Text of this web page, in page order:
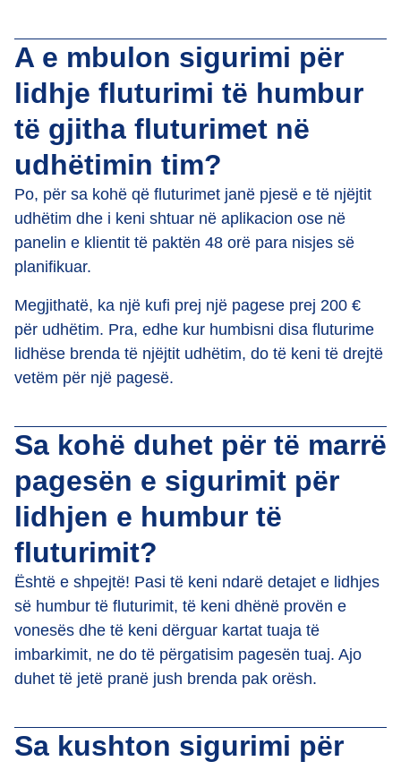
A e mbulon sigurimi për
lidhje fluturimi të humbur
të gjitha fluturimet në
udhëtimin tim?
Po, për sa kohë që fluturimet janë pjesë e të njëjtit
udhëtim dhe i keni shtuar në aplikacion ose në
panelin e klientit të paktën 48 orë para nisjes së
planifikuar.
Megjithatë, ka një kufi prej një pagese prej 200 €
për udhëtim. Pra, edhe kur humbisni disa fluturime
lidhëse brenda të njëjtit udhëtim, do të keni të drejtë
vetëm për një pagesë.
Sa kohë duhet për të marrë
pagesën e sigurimit për
lidhjen e humbur të
fluturimit?
Është e shpejtë! Pasi të keni ndarë detajet e lidhjes
së humbur të fluturimit, të keni dhënë provën e
vonesës dhe të keni dërguar kartat tuaja të
imbarkimit, ne do të përgatisim pagesën tuaj. Ajo
duhet të jetë pranë jush brenda pak orësh.
Sa kushton sigurimi për